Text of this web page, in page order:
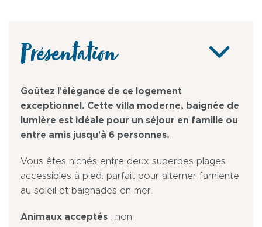
Présentation
Goûtez l'élégance de ce logement
exceptionnel. Cette villa moderne, baignée de
lumière est idéale pour un séjour en famille ou
entre amis jusqu'à 6 personnes.
Vous êtes nichés entre deux superbes plages
accessibles à pied: parfait pour alterner farniente
au soleil et baignades en mer.
Animaux acceptés : non